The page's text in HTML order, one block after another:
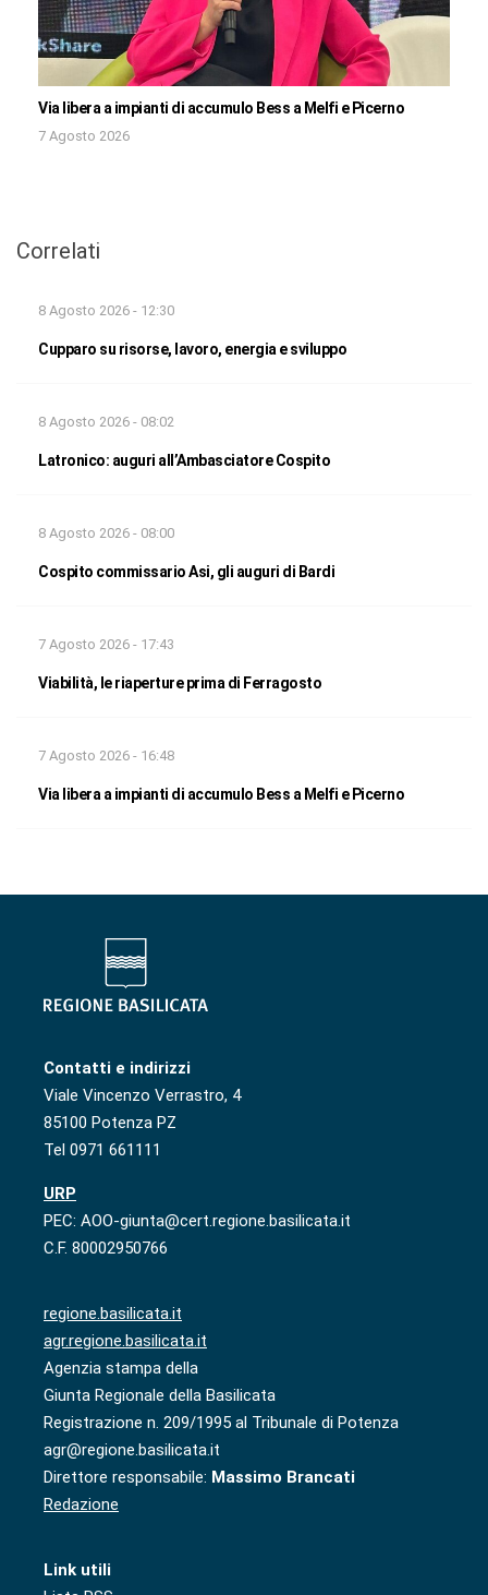
Via libera a impianti di accumulo Bess a Melfi e Picerno
7 Agosto 2026
Correlati
8 Agosto 2026 - 12:30
Cupparo su risorse, lavoro, energia e sviluppo
8 Agosto 2026 - 08:02
Latronico: auguri all’Ambasciatore Cospito
8 Agosto 2026 - 08:00
Cospito commissario Asi, gli auguri di Bardi
7 Agosto 2026 - 17:43
Viabilità, le riaperture prima di Ferragosto
7 Agosto 2026 - 16:48
Via libera a impianti di accumulo Bess a Melfi e Picerno
Contatti e indirizzi
Viale Vincenzo Verrastro, 4
85100 Potenza PZ
Tel 0971 661111
URP
PEC: AOO-giunta@cert.regione.basilicata.it
C.F. 80002950766
regione.basilicata.it
agr.regione.basilicata.it
Agenzia stampa della
Giunta Regionale della Basilicata
Registrazione n. 209/1995 al Tribunale di Potenza
agr@regione.basilicata.it
Direttore responsabile: Massimo Brancati
Redazione
Link utili